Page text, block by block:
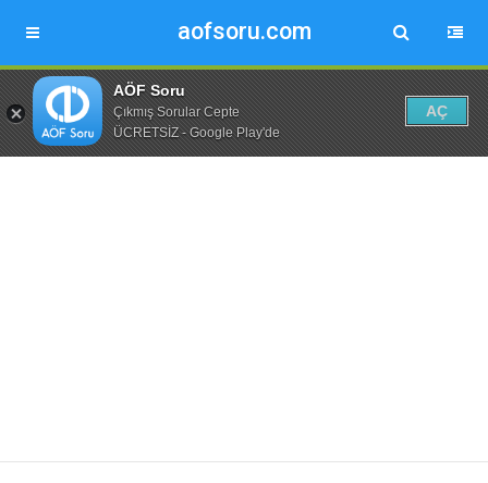
aofsoru.com
AÖF Soru
Çıkmış Sorular Cepte
ÜCRETSİZ - Google Play'de
AÇ